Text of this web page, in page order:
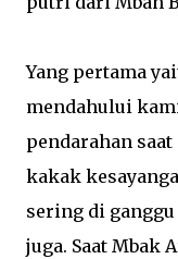
Yang pertama
mendahului
pendarahan
kakak
sering di
juga. Saat Mbak